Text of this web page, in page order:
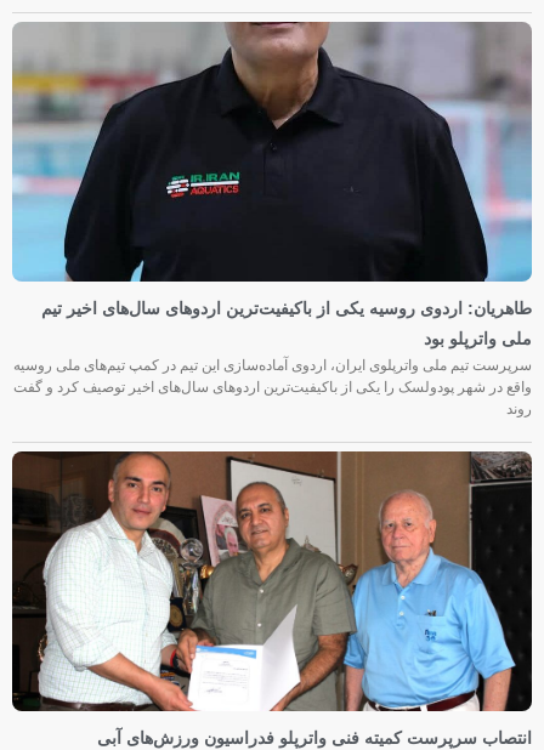
طاهریان: اردوی روسیه یکی از باکیفیت‌ترین اردوهای سال‌های اخیر تیم
ملی واترپلو بود
سرپرست تیم ملی واترپلوی ایران، اردوی آماده‌سازی این تیم در کمپ تیم‌های ملی روسیه
واقع در شهر پودولسک را یکی از باکیفیت‌ترین اردوهای سال‌های اخیر توصیف کرد و گفت
روند
انتصاب سرپرست کمیته فنی واترپلو فدراسیون ورزش‌های آبی